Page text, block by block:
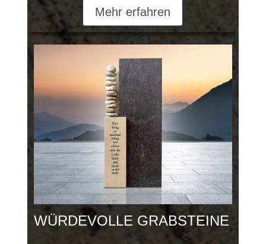
Mehr erfahren
WÜRDEVOLLE GRABSTEINE